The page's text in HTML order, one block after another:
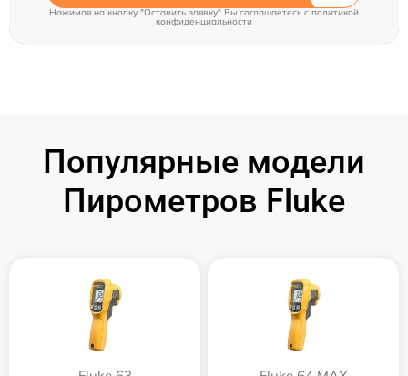
Нажимая на кнопку "Оставить заявку" Вы соглашаетесь cполитикой
конфиденциальности
Популярные модели
Пирометров Fluke